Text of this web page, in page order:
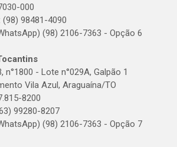
000
(98) 98481-4090
(98) 2106-7363 - Opção 6
n°1800 - Lote n°029A, Galpão 1
Vila Azul, Araguaína/TO
8200
99280-8207
(98) 2106-7363 - Opção 7